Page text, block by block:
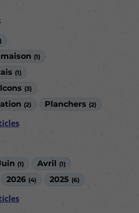
(1)
(1)
(3)
(2) Planchers (2)
(1) Avril (1)
2026 (4) 2025 (6)